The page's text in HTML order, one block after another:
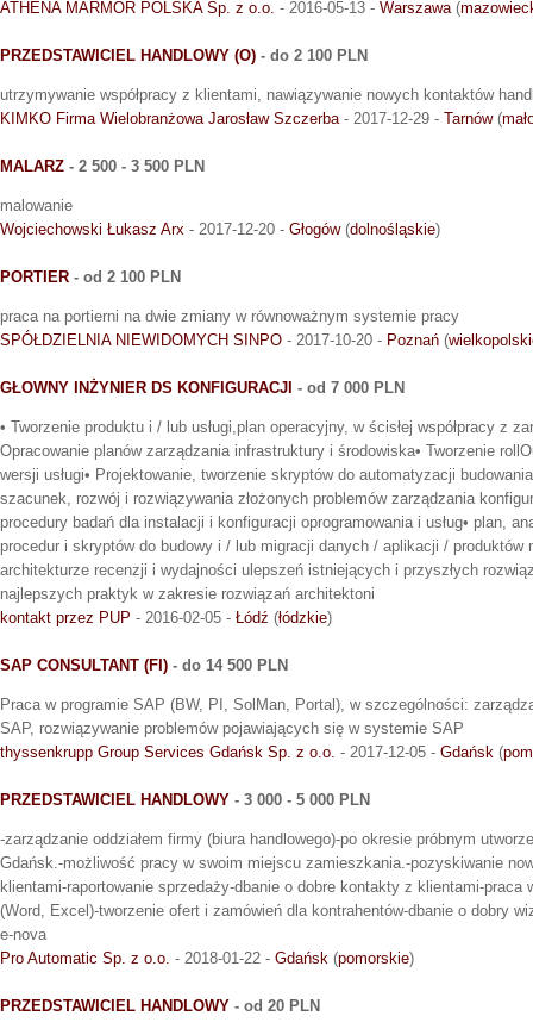
ATHENA MARMOR POLSKA Sp. z o.o. - 2016-05-13 - Warszawa(
PRZEDSTAWICIEL HANDLOWY (O) - do 2 100 PLN
utrzymywanie współpracy z klientami, nawiązywanie nowych kontaktów
KIMKO Firma Wielobranżowa Jarosław Szczerba- 2017-12-29 - Tarnów(
MALARZ - 2 500 - 3 500 PLN
malowanie
Wojciechowski Łukasz Arx - 2017-12-20 - Głogów(dolnośląskie)
PORTIER - od 2 100 PLN
praca na portierni na dwie zmiany w równoważnym systemie pracy
SPÓŁDZIELNIA NIEWIDOMYCH SINPO - 2017-10-20 - Poznań (
GŁOWNY INŻYNIER DS KONFIGURACJI - od 7 000 PLN
• Tworzenie produktu i / lub usługi,plan operacyjny, w ścisłej współpracy z
Opracowanie planów zarządzania infrastruktury i środowiska• Tworzenie
wersji usługi• Projektowanie, tworzenie skryptów do automatyzacji
szacunek, rozwój i rozwiązywania złożonych problemów zarządzania
procedury badań dla instalacji i konfiguracji oprogramowania i usług• plan,
procedur i skryptów do budowy i / lub migracji danych / aplikacji / produktów
architekturze recenzji i wydajności ulepszeń istniejących i przyszłych
najlepszych praktyk w zakresie rozwiązań architektoni
kontakt przez PUP - 2016-02-05 - Łódź (łódzkie)
SAP CONSULTANT (FI) - do 14 500 PLN
Praca w programie SAP (BW, PI, SolMan, Portal), w szczególności:
SAP, rozwiązywanie problemów pojawiających się w systemie SAP
thyssenkrupp Group Services Gdańsk Sp. z o.o. - 2017-12-05 - Gdańsk (
PRZEDSTAWICIEL HANDLOWY - 3 000 - 5 000 PLN
-zarządzanie oddziałem firmy (biura handlowego)-po okresie próbnym
Gdańsk.-możliwość pracy w swoim miejscu zamieszkania.-pozyskiwanie
klientami-raportowanie sprzedaży-dbanie o dobre kontakty z klientami-praca
(Word, Excel)-tworzenie ofert i zamówień dla kontrahentów-dbanie o dobry
e-nova
Pro Automatic Sp. z o.o. - 2018-01-22 - Gdańsk (pomorskie)
PRZEDSTAWICIEL HANDLOWY - od 20 PLN